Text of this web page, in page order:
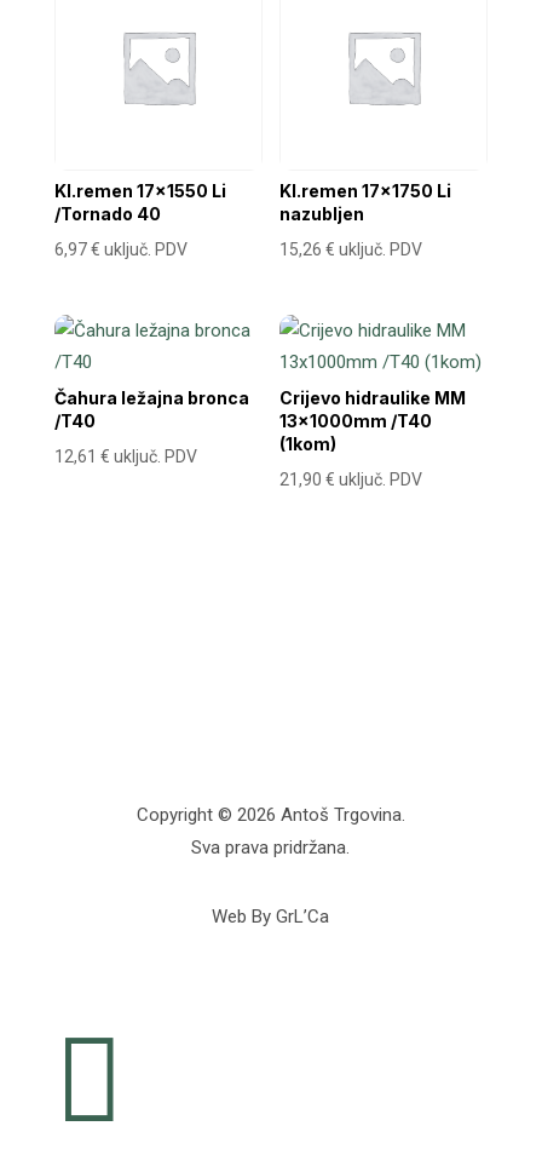
Kl.remen 17×1550 Li
/Tornado 40
6,97€ uključ. PDV
Kl.remen 17×1750 Li
nazubljen
15,26€ uključ. PDV
Čahura ležajna bronca
/T40
12,61 € uključ. PDV
Crijevo hidraulike MM
13x1000mm /T40
(1kom)
21,90€ uključ. PDV
Copyright © 2026 Antoš Trgovina.
Sva prava pridržana.
Web By GrL’Ca
